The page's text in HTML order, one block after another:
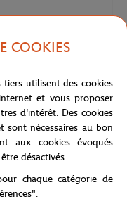
Unisexe Lacoste pour Roland-
COOKIES
tiers utilisent des cookies
et vous proposer
d'intérêt. Des cookies
sont nécessaires au bon
aux cookies évoqués
désactivés.
chaque catégorie de